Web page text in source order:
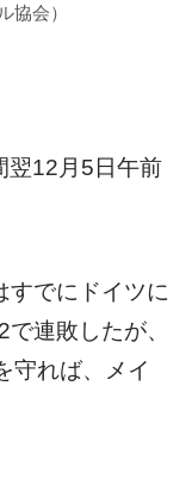
協会）
翌12月5日午前
すでにドイツに
連敗したが、
守れば、メイ